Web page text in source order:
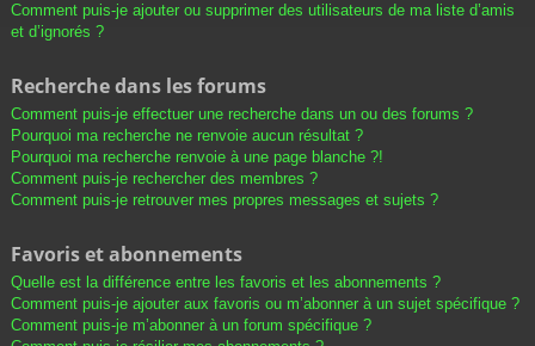
Comment puis-je ajouter ou supprimer des utilisateurs de ma liste d’amis
et d’ignorés ?
Recherche dans les forums
Comment puis-je effectuer une recherche dans un ou des forums ?
Pourquoi ma recherche ne renvoie aucun résultat ?
Pourquoi ma recherche renvoie à une page blanche ?!
Comment puis-je rechercher des membres ?
Comment puis-je retrouver mes propres messages et sujets ?
Favoris et abonnements
Quelle est la différence entre les favoris et les abonnements ?
Comment puis-je ajouter aux favoris ou m’abonner à un sujet spécifique ?
Comment puis-je m’abonner à un forum spécifique ?